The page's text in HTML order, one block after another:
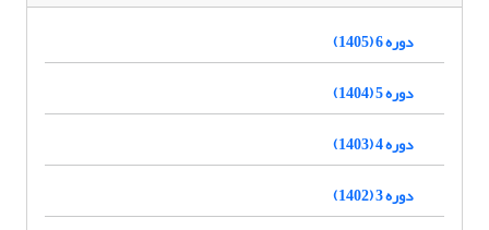
دوره 6 (1405)
دوره 5 (1404)
دوره 4 (1403)
دوره 3 (1402)